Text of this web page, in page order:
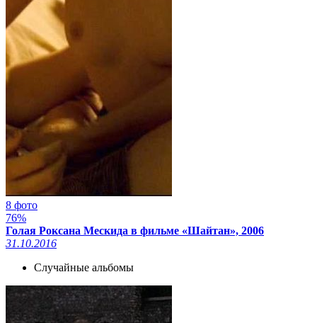
8 фото
76%
Голая Роксана Мескида в фильме «Шайтан», 2006
31.10.2016
Случайные альбомы